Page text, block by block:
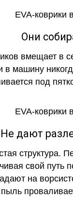
Они
вмещает в
в машину
под
Не дают
структура.
свой
на